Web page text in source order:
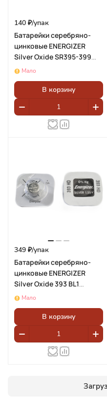
140 ₽/упак
Батарейки серебряно-
цинковые ENERGIZER
Silver Oxide SR395-399
BL1 - (блистер 1шт)
Мало
В корзину
349 ₽/упак
Батарейки серебряно-
цинковые ENERGIZER
Silver Oxide 393 BL1
(блистер 1шт)
Мало
В корзину